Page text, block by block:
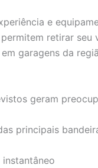
e
retirar
garagens da
geram
principais
instantâneo